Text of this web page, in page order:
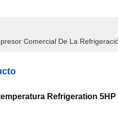
Comercial De La
Refrigeration